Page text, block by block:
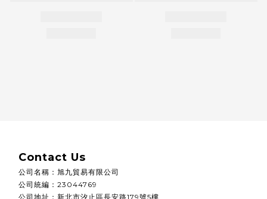
Contact Us
公司名稱 ： 旭九貿易有限公司
公司統編 ： 23044769
公司地址： 新北市汐止區長安路179號5樓